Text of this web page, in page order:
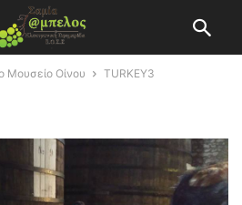
Μουσείο Οίνου TURKEY3